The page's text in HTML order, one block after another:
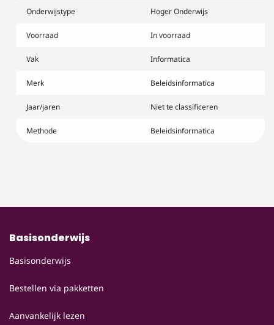
Onderwijstype Hoger Onderwijs
Voorraad In voorraad
Vak Informatica
Merk Beleidsinformatica
Jaar/jaren Niet te classificeren
Methode Beleidsinformatica
Basisonderwijs
Basisonderwijs
Bestellen via pakketten
Aanvankelijk lezen